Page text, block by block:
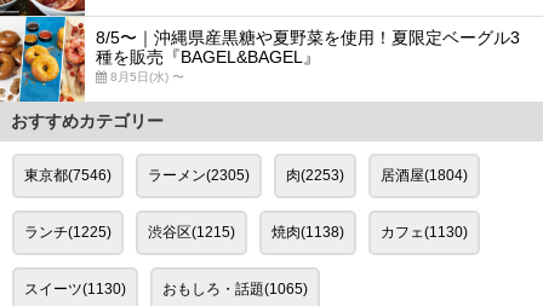
8/5〜｜沖縄県産黒糖や夏野菜を使用！夏限定ベーグル3
種を販売『BAGEL&BAGEL』
8月5日(水) 〜
おすすめカテゴリー
東京都(7546) ラーメン(2305) 肉(2253) 居酒屋(1804)
ランチ(1225) 渋谷区(1215) 焼肉(1138) カフェ(1130)
スイーツ(1130) おもしろ・話題(1065)